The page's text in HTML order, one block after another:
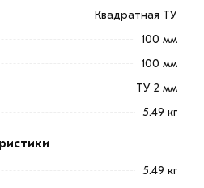
мм - важный элемент
Она широко
судостроении,
Квадратная ТУ
100 мм
100 мм
ТУ 2 мм
5.49 кг
5.49 кг